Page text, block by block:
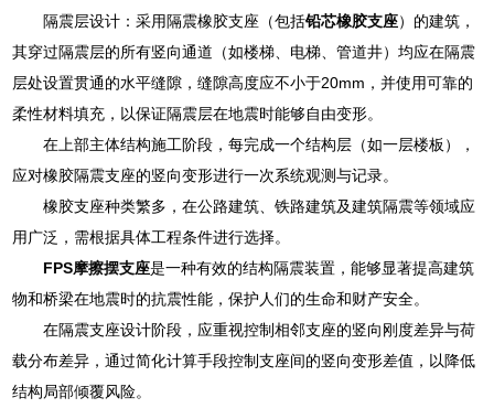
隔震层设计：采用隔震橡胶支座（包括铅芯橡胶支座）的建筑，
其穿过隔震层的所有竖向通道（如楼梯、电梯、管道井）均应在隔震
层处设置贯通的水平缝隙，缝隙高度应不小于20mm，并使用可靠的
柔性材料填充，以保证隔震层在地震时能够自由变形。
在上部主体结构施工阶段，每完成一个结构层（如一层楼板），
应对橡胶隔震支座的竖向变形进行一次系统观测与记录。
橡胶支座种类繁多，在公路建筑、铁路建筑及建筑隔震等领域应
用广泛，需根据具体工程条件进行选择。
FPS摩擦摆支座是一种有效的结构隔震装置，能够显著提高建筑
物和桥梁在地震时的抗震性能，保护人们的生命和财产安全。
在隔震支座设计阶段，应重视控制相邻支座的竖向刚度差异与荷
载分布差异，通过简化计算手段控制支座间的竖向变形差值，以降低
结构局部倾覆风险。